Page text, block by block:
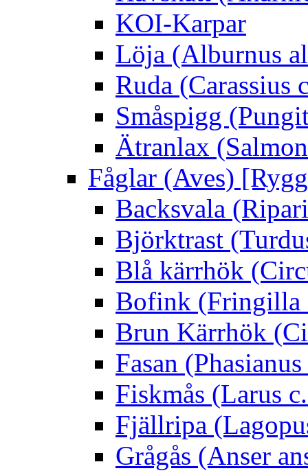
KOI-Karpar
Löja (Alburnus
Ruda (Carassius
Småspigg
Ätranlax
Fåglar (Aves)
Backsvala
Björktrast
Blå kärrhök
Bofink (Fringilla
Brun Kärrhök
Fasan
Fiskmås (Larus
Fjällripa
Grågås (Anser